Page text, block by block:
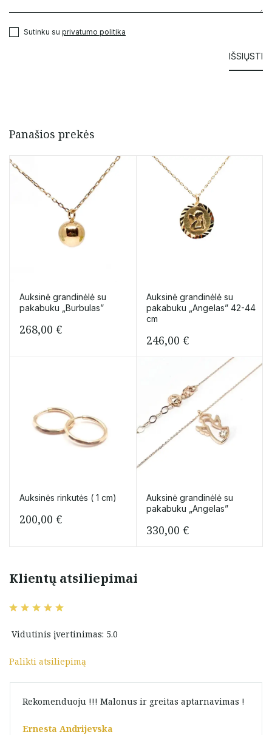
Sutinku su privatumo politika
Panašios prekės
Auksinė grandinėlė su
pakabuku „Burbulas”
268,00 €
Auksinė grandinėlė su
pakabuku „Angelas” 42-44
cm
246,00 €
Auksinės rinkutės ( 1 cm)
200,00 €
Auksinė grandinėlė su
pakabuku „Angelas”
330,00 €
Klientų atsiliepimai
Vidutinis įvertinimas: 5.0
Palikti atsiliepimą
Rekomenduoju !!! Malonus ir greitas aptarnavimas !
Ernesta Andrijevska